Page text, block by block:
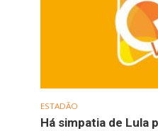
ESTADÃO
Há simpatia de Lula